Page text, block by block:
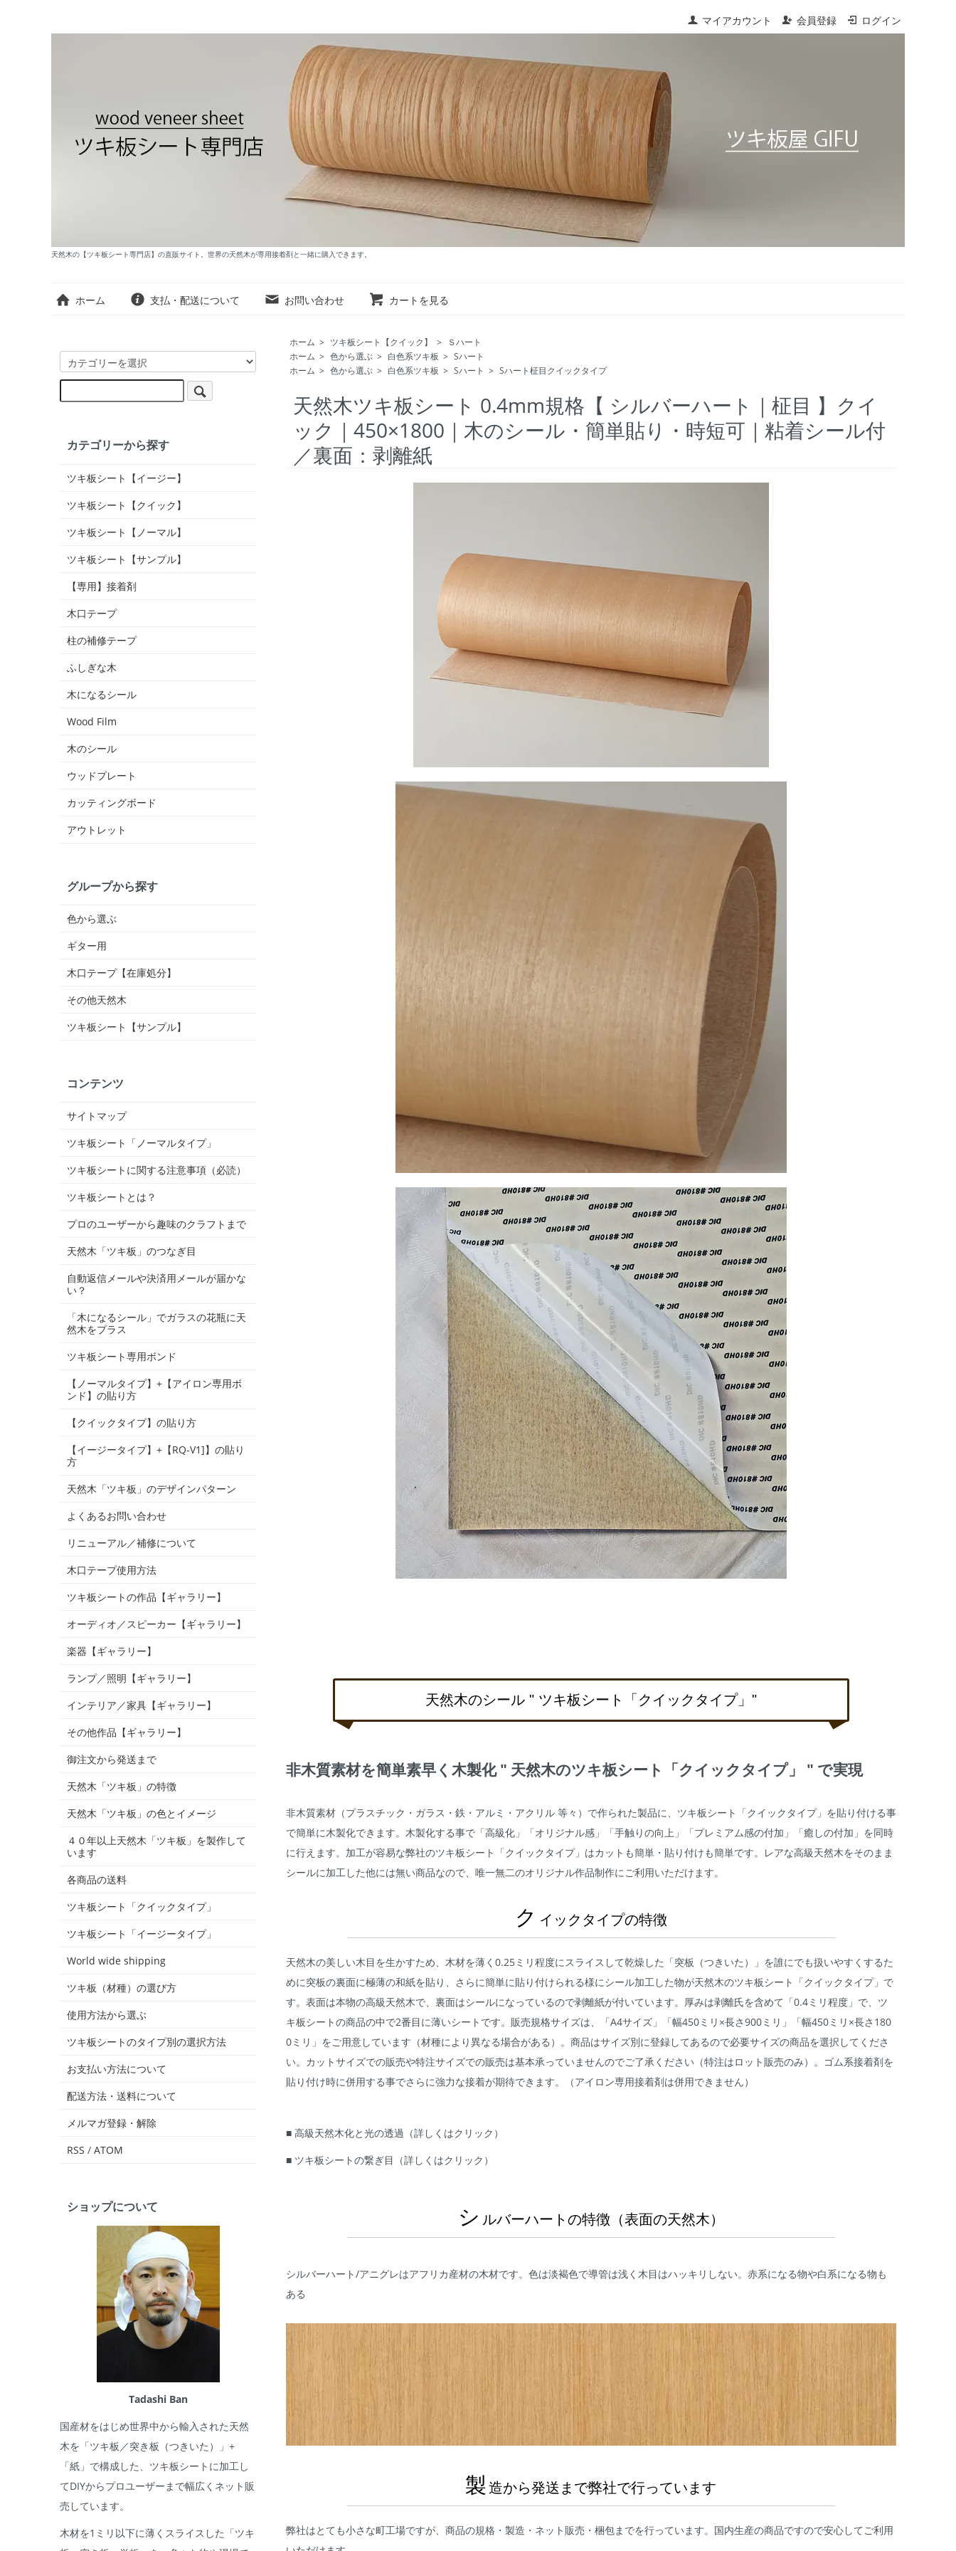
マイアカウント 会員登録 ログイン
天然木の【ツキ板シート専門店】の直販サイト。世界の天然木が専用接着剤と一緒に購入できます。
ホーム 支払・配送について お問い合わせ カートを見る
ホーム > ツキ板シート【クイック】 >
Ｓハート
ホーム > 色から選ぶ > 白色系ツキ板 > Sハート
ホーム > 色から選ぶ > 白色系ツキ板 > Sハート > Sハート柾目クイックタイプ
天然木ツキ板シート 0.4mm規格【 シルバーハート｜柾目 】クイ
ック｜450×1800｜木のシール・簡単貼り・時短可｜粘着シール付
／裏面：剥離紙
天然木のシール " ツキ板シート「クイックタイプ」"
非木質素材を簡単素早く木製化 " 天然木のツキ板シート「クイックタイプ」 " で実現
非木質素材（プラスチック・ガラス・鉄・アルミ・アクリル 等々）で作られた製品に、ツキ板シート「クイックタイプ」を貼り付ける事
で簡単に木製化できます。木製化する事で「高級化」「オリジナル感」「手触りの向上」「プレミアム感の付加」「癒しの付加」を同時
に行えます。加工が容易な弊社のツキ板シート「クイックタイプ」はカットも簡単・貼り付けも簡単です。レアな高級天然木をそのまま
シールに加工した他には無い商品なので、唯一無二のオリジナル作品制作にご利用いただけます。
ク イックタイプの特徴
天然木の美しい木目を生かすため、木材を薄く0.25ミリ程度にスライスして乾燥した「突板（つきいた）」を誰にでも扱いやすくするた
めに突板の裏面に極薄の和紙を貼り、さらに簡単に貼り付けられる様にシール加工した物が天然木のツキ板シート「クイックタイプ」で
す。表面は本物の高級天然木で、裏面はシールになっているので剥離紙が付いています。厚みは剥離氏を含めて「0.4ミリ程度」で、ツ
キ板シートの商品の中で2番目に薄いシートです。販売規格サイズは、「A4サイズ」「幅450ミリ×長さ900ミリ」「幅450ミリ×長さ180
0ミリ」をご用意しています（材種により異なる場合がある）。商品はサイズ別に登録してあるので必要サイズの商品を選択してくださ
い。カットサイズでの販売や特注サイズでの販売は基本承っていませんのでご了承ください（特注はロット販売のみ）。ゴム系接着剤を
貼り付け時に併用する事でさらに強力な接着が期待できます。（アイロン専用接着剤は併用できません）
■ 高級天然木化と光の透過（詳しくはクリック）
■ ツキ板シートの繋ぎ目（詳しくはクリック）
シ ルバーハートの特徴（表面の天然木）
シルバーハート/アニグレはアフリカ産材の木材です。色は淡褐色で導管は浅く木目はハッキリしない。赤系になる物や白系になる物も
ある
製 造から発送まで弊社で行っています
弊社はとても小さな町工場ですが、商品の規格・製造・ネット販売・梱包までを行っています。国内生産の商品ですので安心してご利用
カテゴリーから探す
ツキ板シート【イージー】
ツキ板シート【クイック】
ツキ板シート【ノーマル】
ツキ板シート【サンプル】
【専用】接着剤
木口テープ
柱の補修テープ
ふしぎな木
木になるシール
Wood Film
木のシール
ウッドプレート
カッティングボード
アウトレット
グループから探す
色から選ぶ
ギター用
木口テープ【在庫処分】
その他天然木
ツキ板シート【サンプル】
コンテンツ
サイトマップ
ツキ板シート「ノーマルタイプ」
ツキ板シートに関する注意事項（必読）
ツキ板シートとは？
プロのユーザーから趣味のクラフトまで
天然木「ツキ板」のつなぎ目
自動返信メールや決済用メールが届かな
い？
「木になるシール」でガラスの花瓶に天
然木をプラス
ツキ板シート専用ボンド
【ノーマルタイプ】+【アイロン専用ボ
ンド】の貼り方
【クイックタイプ】の貼り方
【イージータイプ】+【RQ-V1]】の貼り
方
天然木「ツキ板」のデザインパターン
よくあるお問い合わせ
リニューアル／補修について
木口テープ使用方法
ツキ板シートの作品【ギャラリー】
オーディオ／スピーカー【ギャラリー】
楽器【ギャラリー】
ランプ／照明【ギャラリー】
インテリア／家具【ギャラリー】
その他作品【ギャラリー】
御注文から発送まで
天然木「ツキ板」の特徴
天然木「ツキ板」の色とイメージ
４０年以上天然木「ツキ板」を製作して
います
各商品の送料
ツキ板シート「クイックタイプ」
ツキ板シート「イージータイプ」
World wide shipping
ツキ板（材種）の選び方
使用方法から選ぶ
ツキ板シートのタイプ別の選択方法
お支払い方法について
配送方法・送料について
メルマガ登録・解除
RSS / ATOM
ショップについて
Tadashi Ban
国産材をはじめ世界中から輸入された天然
木を「ツキ板／突き板（つきいた）」+
「紙」で構成した、ツキ板シートに加工し
てDIYからプロユーザーまで幅広くネット販
売しています。
木材を1ミリ以下に薄くスライスした「ツキ